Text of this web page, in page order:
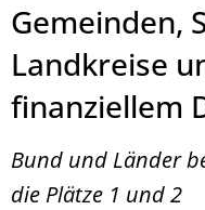
Gemeinden,
Landkreise
finanziellem
Bund und Länder
die Plätze 1 und 2